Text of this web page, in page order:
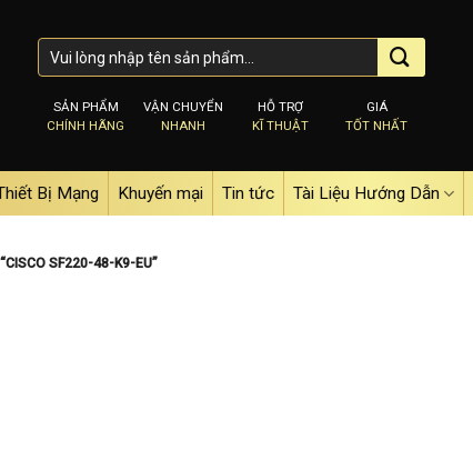
SẢN PHẨM
CHÍNH HÃNG
VẬN CHUYỂN
NHANH
HỖ TRỢ
KĨ THUẬT
GIÁ
TỐT NHẤT
Bị Mạng Khuyến mại Tin tức Tài Liệu Hướng Dẫn
SF220-48-K9-EU”